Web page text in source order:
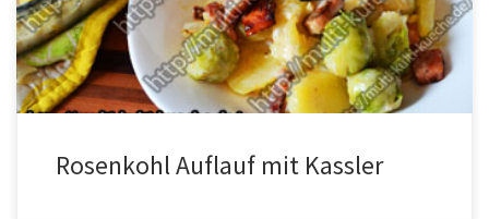
gewohnt kochen und abtropfen lassen. Kartoffel schälen und in
Scheiben schneiden, die Zwiebeln und den […]
Rosenkohl Auflauf mit Kassler